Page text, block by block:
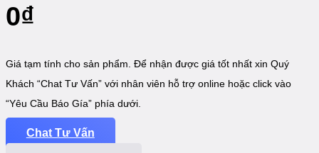
0₫
Giá tạm tính cho sản phẩm. Để nhận được giá tốt nhất xin Quý
Khách “Chat Tư Vấn” với nhân viên hỗ trợ online hoặc click vào
“Yêu Cầu Báo Gía” phía dưới.
Chat Tư Vấn